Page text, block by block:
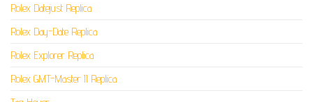
Rolex Datejust Replica
Rolex Day-Date Replica
Rolex Explorer Replica
Rolex GMT-Master II Replica